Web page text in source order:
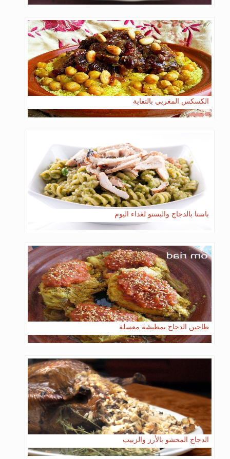
الكسكس المغربي بالتفاية
باستا بالدجاج والبستو لغداء اليوم
طاجين الدجاج بمطيشة معسلة
الدجاج المحشو بالأرز والزبيب